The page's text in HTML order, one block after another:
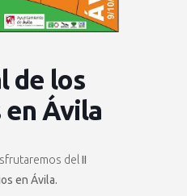
de los
en Ávila
delII
en Ávila.